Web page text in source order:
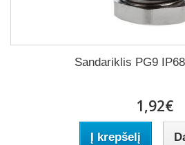
Sandariklis PG9
1,92€
Į krepšelį